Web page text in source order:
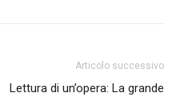
Articolo successivo
Lettura di un’opera: La grande